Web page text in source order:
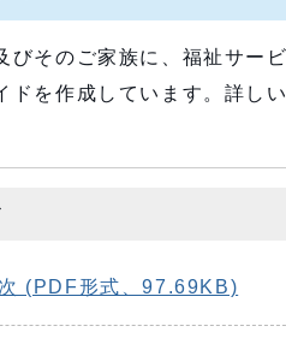
びそのご家族に、福祉サー
ドを作成しています。詳し
(PDF形式、97.69KB)